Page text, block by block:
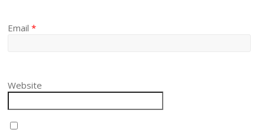
Email*
Website